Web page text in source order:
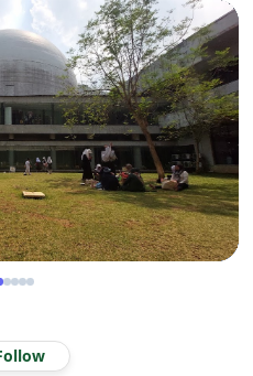
Sukapura: Menikmati
Bang Ade
Libur Sekolah: Serunya
Jakarta